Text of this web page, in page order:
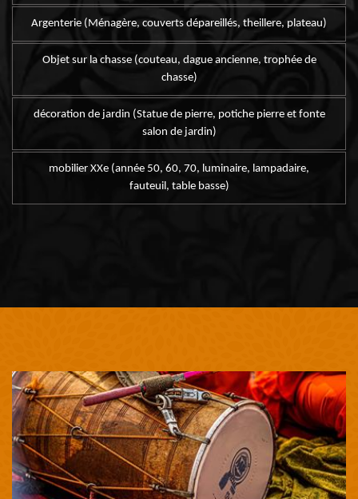
Argenterie (Ménagère, couverts dépareillés, theillere, plateau)
Objet sur la chasse (couteau, dague ancienne, trophée de
chasse)
décoration de jardin (Statue de pierre, potiche pierre et fonte
salon de jardin)
mobilier XXe (année 50, 60, 70, luminaire, lampadaire,
fauteuil, table basse)